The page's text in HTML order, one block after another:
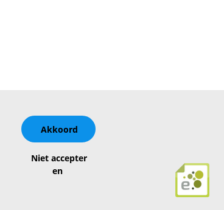
Akkoord
Niet accepter
en